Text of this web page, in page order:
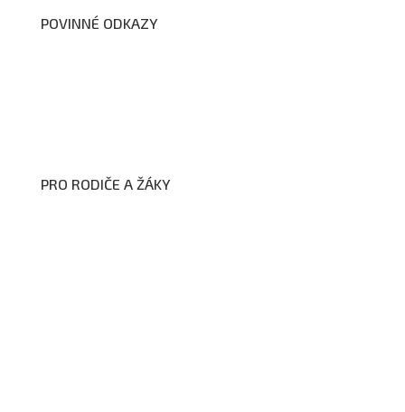
POVINNÉ ODKAZY
PRO RODIČE A ŽÁKY